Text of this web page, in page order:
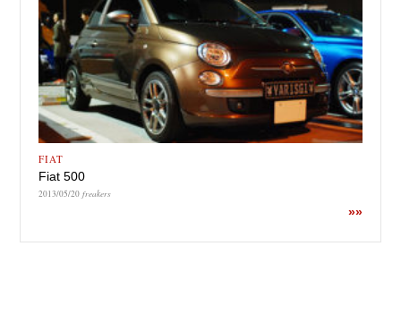
FIAT
Fiat 500
2013/05/20 freakers
»»